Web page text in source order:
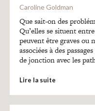
Caroline Goldman
Que sait-on des
Qu’elles se situent
peuvent être graves ou
associées à des
de jonction avec les
Lire la suite